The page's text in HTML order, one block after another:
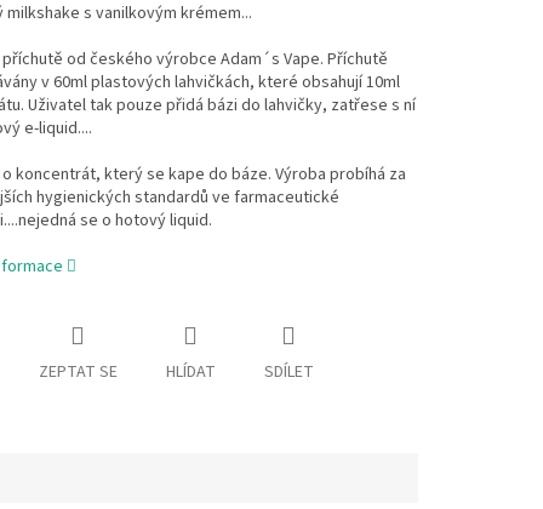
milkshake s vanilkovým krémem...
od českého výrobce Adam´s Vape. Příchutě
v 60ml plastových lahvičkách, které obsahují 10ml
Uživatel tak pouze přidá bázi do lahvičky, zatřese s ní
e-liquid....
koncentrát, který se kape do báze. Výroba probíhá za
hygienických standardů ve farmaceutické
se o hotový liquid.
ZEPTAT SE HLÍDAT SDÍLET